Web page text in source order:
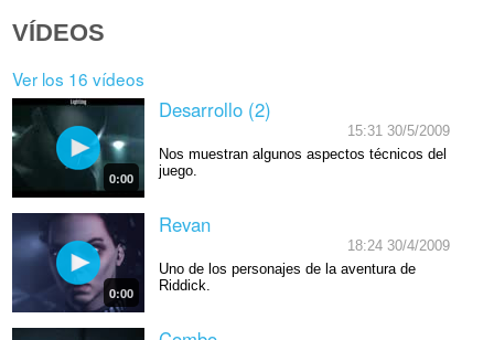
VÍDEOS
Ver los 16 vídeos
0:00
Desarrollo (2)
15:31 30/5/2009
Nos muestran algunos aspectos técnicos del
juego.
0:00
Revan
18:24 30/4/2009
Uno de los personajes de la aventura de
Riddick.